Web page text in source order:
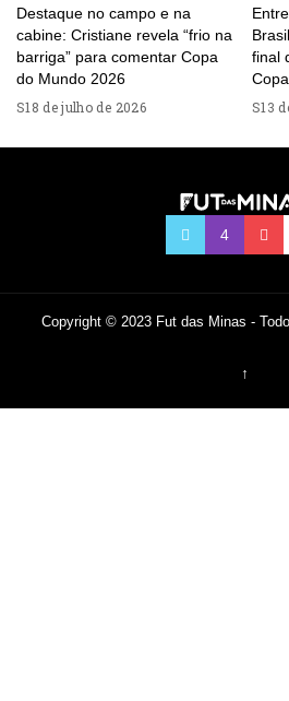
Destaque no campo e na
cabine: Cristiane revela “frio na
barriga” para comentar Copa
do Mundo 2026
18 de julho de 2026
final
13
Copyright © 2023 Fut das Minas -
↑